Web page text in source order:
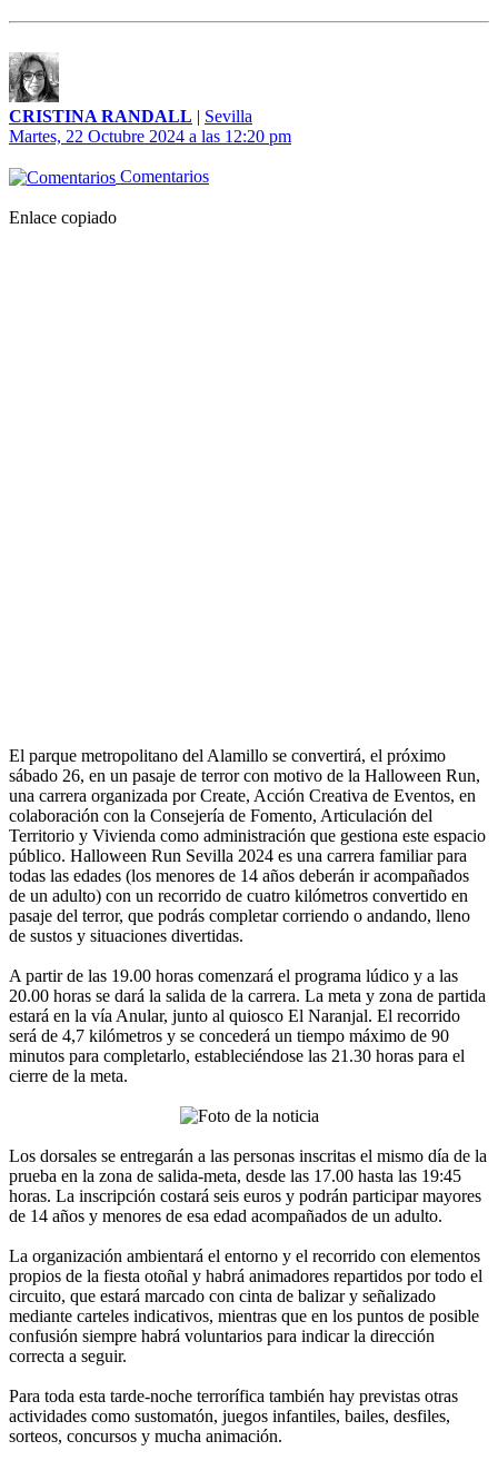
CRISTINA RANDALL | Sevilla
Martes, 22 Octubre 2024 a las 12:20 pm
Comentarios
Enlace copiado
El parque metropolitano del Alamillo se convertirá, el próximo
sábado 26, en un pasaje de terror con motivo de la Halloween Run,
una carrera organizada por Create, Acción Creativa de Eventos, en
colaboración con la Consejería de Fomento, Articulación del
Territorio y Vivienda como administración que gestiona este espacio
público. Halloween Run Sevilla 2024 es una carrera familiar para
todas las edades (los menores de 14 años deberán ir acompañados
de un adulto) con un recorrido de cuatro kilómetros convertido en
pasaje del terror, que podrás completar corriendo o andando, lleno
de sustos y situaciones divertidas.
A partir de las 19.00 horas comenzará el programa lúdico y a las
20.00 horas se dará la salida de la carrera. La meta y zona de partida
estará en la vía Anular, junto al quiosco El Naranjal. El recorrido
será de 4,7 kilómetros y se concederá un tiempo máximo de 90
minutos para completarlo, estableciéndose las 21.30 horas para el
cierre de la meta.
Los dorsales se entregarán a las personas inscritas el mismo día de la
prueba en la zona de salida-meta, desde las 17.00 hasta las 19:45
horas. La inscripción costará seis euros y podrán participar mayores
de 14 años y menores de esa edad acompañados de un adulto.
La organización ambientará el entorno y el recorrido con elementos
propios de la fiesta otoñal y habrá animadores repartidos por todo el
circuito, que estará marcado con cinta de balizar y señalizado
mediante carteles indicativos, mientras que en los puntos de posible
confusión siempre habrá voluntarios para indicar la dirección
correcta a seguir.
Para toda esta tarde-noche terrorífica también hay previstas otras
actividades como sustomatón, juegos infantiles, bailes, desfiles,
sorteos, concursos y mucha animación.